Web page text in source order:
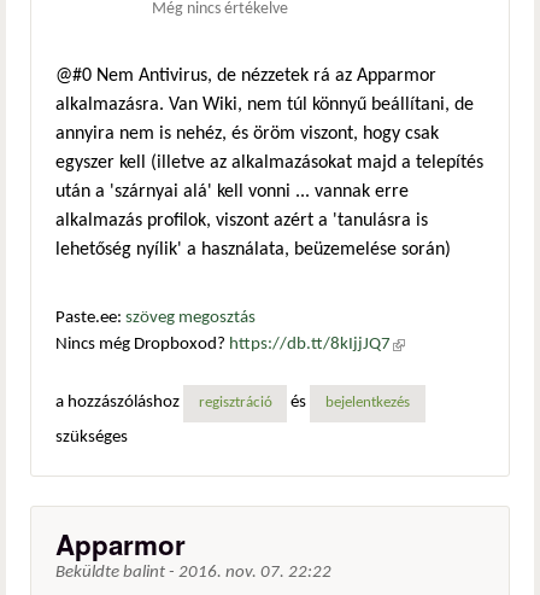
Még nincs értékelve
@#0 Nem Antivirus, de nézzetek rá az Apparmor
alkalmazásra. Van Wiki, nem túl könnyű beállítani, de
annyira nem is nehéz, és öröm viszont, hogy csak
egyszer kell (illetve az alkalmazásokat majd a telepítés
után a 'szárnyai alá' kell vonni ... vannak erre
alkalmazás profilok, viszont azért a 'tanulásra is
lehetőség nyílik' a használata, beüzemelése során)
Paste.ee: szöveg megosztás
Nincs még Dropboxod? https://db.tt/8kIjjJQ7 (külső
a hozzászóláshoz
regisztráció és bejelentkezés
szükséges
Apparmor
Beküldte balint - 2016. nov. 07. 22:22